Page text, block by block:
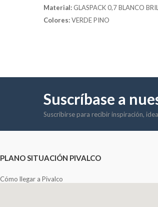
Material: GLASPACK 0,7 BLANCO
Colores:VERDE PINO
Suscríbase a
Suscribirse para recibir inspiración,
PLANO SITUACIÓN PIVALCO
Cómo llegar a Pivalco